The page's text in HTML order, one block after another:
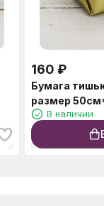
160 ₽
Бумага
размер
В наличии